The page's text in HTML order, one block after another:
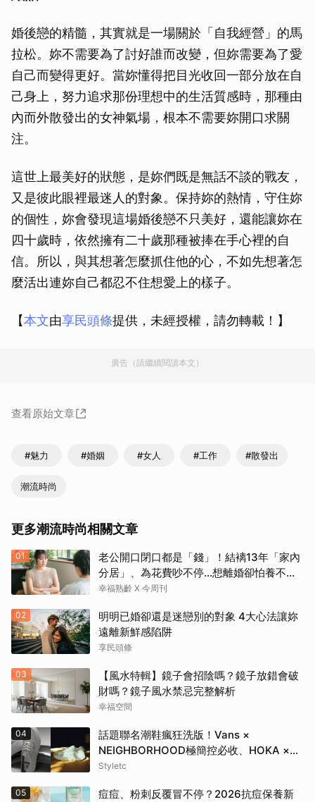
婚後戀的精髓，其實就是一場關於「自我經營」的馬
拉松。妳不需要為了討好誰而改變，但妳需要為了愛
自己而變得更好。當妳懂得把目光收回一部分放在自
己身上，努力追求那份理想中的生活質感時，那種由
內而外散發出的女神氣場，根本不需要妳開口求關
注。
這世上最美好的狀態，是妳們既是無話不談的戰友，
又是彼此眼裡最迷人的對象。保持妳的熱情，守住妳
的個性，妳會發現這場婚後戀不只美好，還能讓妳在
四十歲時，依然擁有二十歲那種被捧在手心裡的自
信。所以，與其想著怎麼抓住他的心，不如先想著怎
麼活出連妳自己都忍不住想愛上的樣子。
【本文由享民頭條提供，未經授權，請勿轉載！】
廣告（請繼續閱讀本文）
查看原始文章
#魅力 #婚姻 #女人 #工作 #散發出
潮流時尚
更多潮流時尚相關文章
01
老公開口閉口都是「錢」！結褵13年「家內
分居」、為花費吵不停…想離婚卻怕養不活
自己：還要忍3年？
幸福熟齡 X 今周刊
02
明明已婚卻還是迷戀別的對象 4大心法讓妳
遠離新鮮感陷阱
享民頭條
03
【風水特輯】鏡子會招陰嗎？鏡子放錯會破
財嗎？鏡子風水禁忌完整解析
幸福空間
04
話題聯名潮鞋瘋狂洗版！Vans ×
NEIGHBORHOOD極簡控必收、HOKA ×
BEAMS根本穿上腳的藝術品
Styletc
05
痘痘、粉刺反覆冒不停？2026抗痘保養新